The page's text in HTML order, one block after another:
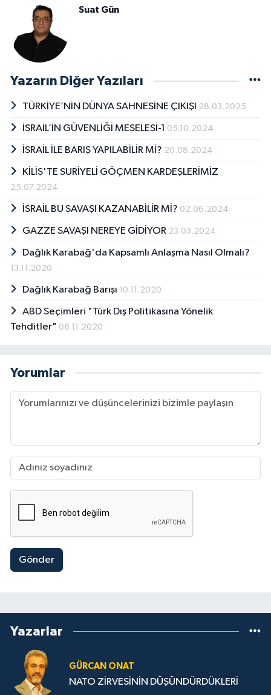
Suat Gün
Yazarın Diğer Yazıları
TÜRKİYE’NİN DÜNYA SAHNESİNE ÇIKIŞI 28.03.2025
İSRAİL’İN GÜVENLİĞİ MESELESİ-1 05.10.2024
İSRAİL İLE BARIŞ YAPILABİLİR Mİ? 20.08.2024
KİLİS'TE SURİYELİ GÖÇMEN KARDEŞLERİMİZ
25.07.2024
İSRAİL BU SAVAŞI KAZANABİLİR Mİ? 02.06.2024
GAZZE SAVAŞI NEREYE GİDİYOR 23.03.2024
Dağlık Karabağ'da Kapsamlı Anlaşma Nasıl Olmalı?
13.11.2020
Dağlık Karabağ Barışı 10.11.2020
ABD Seçimleri "Türk Dış Politikasına Yönelik
Tehditler" 06.11.2020
Yorumlar
Gönder
Yazarlar
GÜRCAN ONAT
NATO ZİRVESİNİN DÜŞÜNDÜRDÜKLERİ